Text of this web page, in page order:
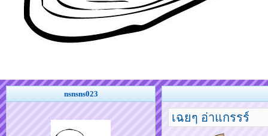
nsnsns023
เฉยๆ อ่าแกรรร์